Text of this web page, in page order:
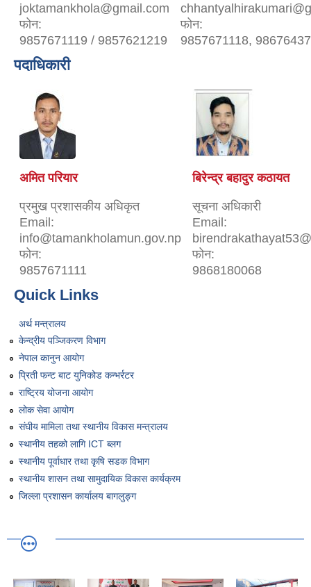
joktamankhola@gmail.com
फोन:
9857671119 / 9857621219
फोन:
9857671118,
पदाधिकारी
अमित परियार
प्रमुख प्रशासकीय अधिकृत
Email:
info@tamankholamun.gov.np
फोन:
9857671111
बिरेन्द्र बहादुर कठायत
सूचना अधिकारी
Email:
फोन:
9868180068
Quick Links
अर्थ मन्त्रालय
केन्द्रीय पञ्जिकरण विभाग
नेपाल कानुन आयोग
प्रिती फन्ट बाट युनिकोड कन्भर्रटर
राष्ट्रिय योजना आयोग
लोक सेवा आयोग
संघीय मामिला तथा स्थानीय विकास मन्त्रालय
स्थानीय तहको लागि ICT ब्लग
स्थानीय पूर्वाधार तथा कृषि सडक विभाग
स्थानीय शासन तथा सामुदायिक विकास कार्यक्रम
जिल्ला प्रशासन कार्यालय बागलुङ्ग